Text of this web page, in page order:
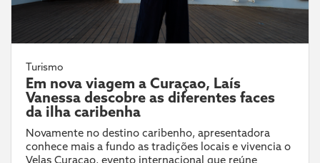
Turismo
Em nova viagem a Curaçao, Laís
Vanessa descobre as diferentes faces
da ilha caribenha
Novamente no destino caribenho, apresentadora
conhece mais a fundo as tradições locais e vivencia o
Velas Curaçao, evento internacional que reúne